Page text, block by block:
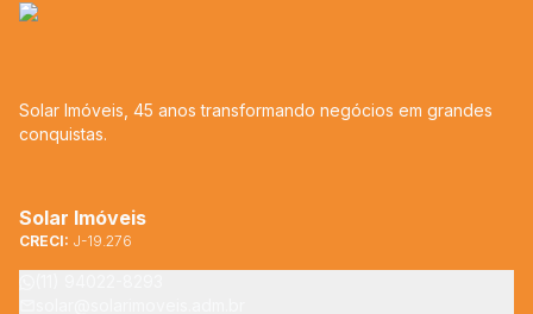
Solar Imóveis, 45 anos transformando negócios em grandes
conquistas.
Solar Imóveis
CRECI: J-19.276